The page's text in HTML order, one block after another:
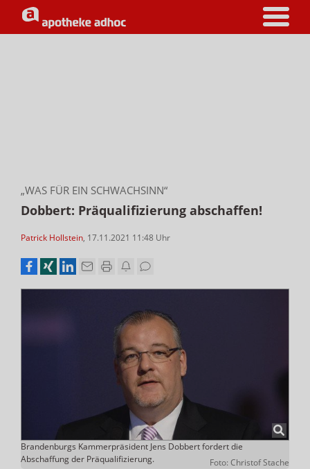
„WAS FÜR EIN SCHWACHSINN“
Dobbert: Präqualifizierung abschaffen!
Patrick Hollstein, 17.11.2021 11:48 Uhr
Brandenburgs Kammerpräsident Jens Dobbert fordert die
Abschaffung der Präqualifizierung.
Foto: Christof Stache